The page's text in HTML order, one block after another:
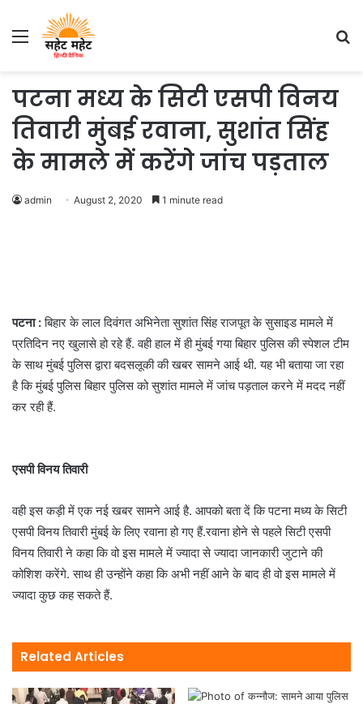
Menu
पटना मध्य के सिटी एसपी विनय
तिवारी मुंबई रवाना, सुशांत सिंह
के मामले में करेंगे जांच पड़ताल
admin August 2, 2020 1 minute read
पटना :बिहार के लाल दिवंगत अभिनेता सुशांत सिंह राजपूत के सुसाइड मामले में
प्रतिदिन नए खुलासे हो रहे हैं. वही हाल में ही मुंबई गया बिहार पुलिस की स्पेशल टीम
के साथ मुंबई पुलिस द्वारा बदसलूकी की खबर सामने आई थी. यह भी बताया जा रहा
है कि मुंबई पुलिस बिहार पुलिस को सुशांत मामले में जांच पड़ताल करने में मदद नहीं
कर रही हैं.
एसपी विनय तिवारी
वही इस कड़ी में एक नई खबर सामने आई है. आपको बता दें कि पटना मध्य के सिटी
एसपी विनय तिवारी मुंबई के लिए रवाना हो गए हैं.रवाना होने से पहले सिटी एसपी
विनय तिवारी ने कहा कि वो इस मामले में ज्यादा से ज्यादा जानकारी जुटाने की
कोशिश करेंगे. साथ ही उन्होंने कहा कि अभी नहीं आने के बाद ही वो इस मामले में
ज्यादा कुछ कह सकते हैं.
Related Articles